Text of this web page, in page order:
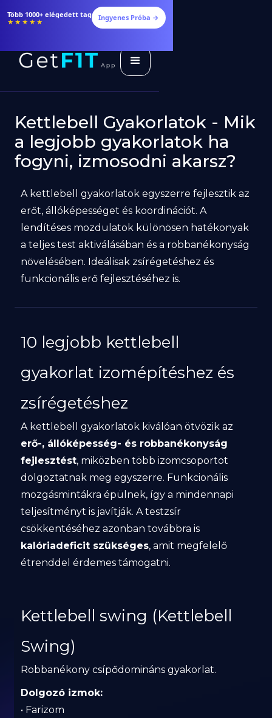
Több 1000+ elégedett tag
★★★★★ Ingyenes Próba →
Kettlebell Gyakorlatok - Mik
a legjobb gyakorlatok ha
fogyni, izmosodni akarsz?
A kettlebell gyakorlatok egyszerre fejlesztik az
erőt, állóképességet és koordinációt. A
lendítéses mozdulatok különösen hatékonyak
a teljes test aktiválásában és a robbanékonyság
növelésében. Ideálisak zsírégetéshez és
funkcionális erő fejlesztéséhez is.
10 legjobb kettlebell
gyakorlat izomépítéshez és
zsírégetéshez
A kettlebell gyakorlatok kiválóan ötvözik az
erő-, állóképesség- és robbanékonyság
fejlesztést, miközben több izomcsoportot
dolgoztatnak meg egyszerre. Funkcionális
mozgásmintákra épülnek, így a mindennapi
teljesítményt is javítják. A testzsír
csökkentéséhez azonban továbbra is
kalóriadeficit szükséges, amit megfelelő
étrenddel érdemes támogatni.
Kettlebell swing (Kettlebell
Swing)
Robbanékony csípődomináns gyakorlat.
Dolgozó izmok:
• Farizom